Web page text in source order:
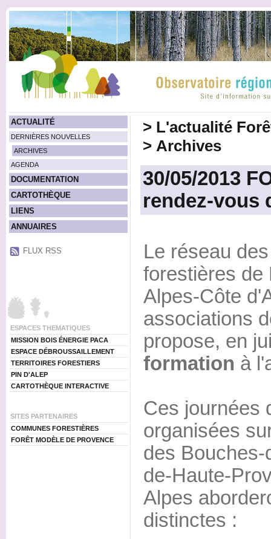
ACTUALITÉ
DERNIÈRES NOUVELLES
ARCHIVES
AGENDA
DOCUMENTATION
CARTOTHÈQUE
LIENS
ANNUAIRES
FLUX RSS
ESPACES THEMATIQUES
MISSION BOIS ÉNERGIE PACA
ESPACE DÉBROUSSAILLEMENT
TERRITOIRES FORESTIERS
PIN D'ALEP
CARTOTHÈQUE INTERACTIVE
SITES PARTENAIRES
COMMUNES FORESTIÈRES
FORÊT MODÈLE DE PROVENCE
> L'actualité
> Archives
30/05/2013
rendez-vous
Le réseau
forestières de
Alpes-Côte
associations
propose, en
formation à
Ces journées
organisées
des
de-Haute-
Alpes
distinctes :